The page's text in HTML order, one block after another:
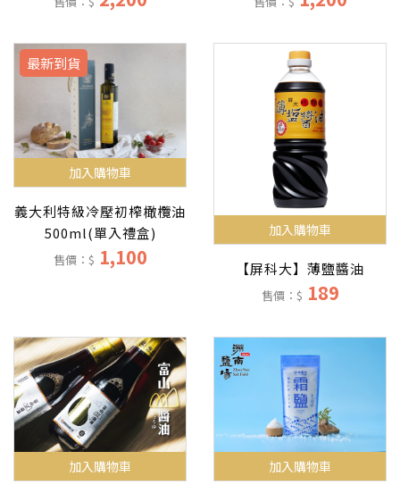
最新到貨
加入購物車
義大利特級冷壓初榨橄欖油
500ml(單入禮盒)
售價：$ 1,100
加入購物車
【屏科大】薄鹽醬油
售價：$ 189
加入購物車 加入購物車